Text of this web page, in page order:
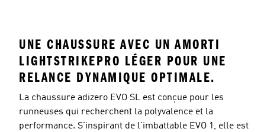
UNE CHAUSSURE AVEC UN AMORTI
LIGHTSTRIKEPRO LÉGER POUR UNE
RELANCE DYNAMIQUE OPTIMALE.
La chaussure adizero EVO SL est conçue pour les
runneuses qui recherchent la polyvalence et la
performance. S'inspirant de l'imbattable EVO 1, elle est